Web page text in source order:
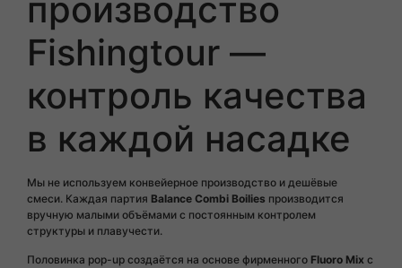
производство
Fishingtour —
контроль качества
в каждой насадке
Мы не используем конвейерное производство и дешёвые
смеси. Каждая партия Balance Combi Boilies производится
вручную малыми объёмами с постоянным контролем
структуры и плавучести.
Половинка pop-up создаётся на основе фирменного Fluoro Mix с